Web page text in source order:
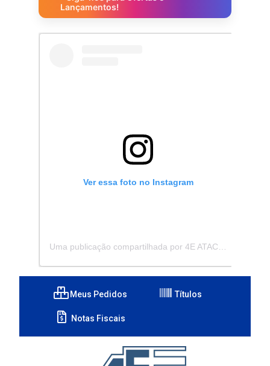
Lançamentos!
Ver essa foto no Instagram
Meus Pedidos Títulos
Notas Fiscais